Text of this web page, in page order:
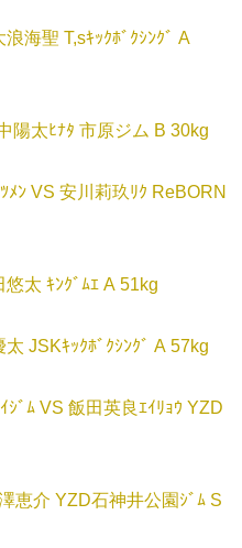
海聖 T,sｷｯｸﾎﾞｸｼﾝｸﾞ A
陽太ﾋﾅﾀ 市原ジム B 30kg
ﾒﾝ VS 安川莉玖ﾘｸ ReBORN
太 ｷﾝｸﾞﾑｴ A 51kg
JSKｷｯｸﾎﾞｸｼﾝｸﾞ A 57kg
ｼﾞﾑ VS 飯田英良ｴｲﾘｮｳ YZD
恵介 YZD石神井公園ｼﾞﾑ S